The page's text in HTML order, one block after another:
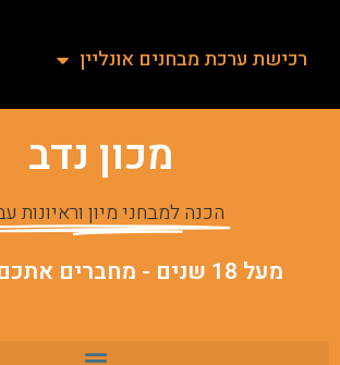
רכישת ערכת מבחנים אונליין
מכון נדב
הכנה למבחני מיון וראיונות
מעל 18 שנים - מחברים אתכם להצלחה